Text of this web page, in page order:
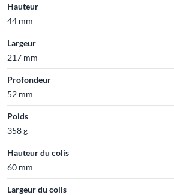
Hauteur
44 mm
Largeur
217 mm
Profondeur
52 mm
Poids
358 g
Hauteur du colis
60 mm
Largeur du colis